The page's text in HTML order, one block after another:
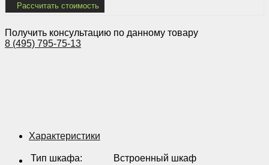
Рассчитать стоимость
Получить консультацию по данному товару
8 (495) 795-75-13
Характеристики
Тип шкафа:
Встроенный шкаф